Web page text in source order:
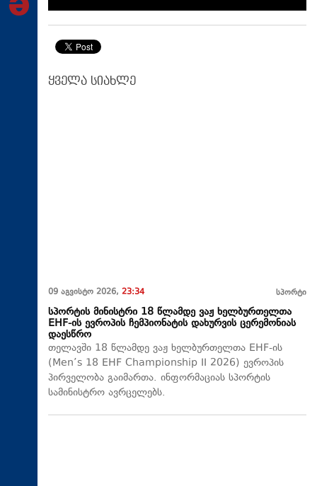
ყველა სიახლე
09 აგვისტო 2026, 23:34 სპორტი
სპორტის მინისტრი 18 წლამდე ვაჟ ხელბურთელთა
EHF-ის ევროპის ჩემპიონატის დახურვის ცერემონიას
დაესწრო
თელავში 18 წლამდე ვაჟ ხელბურთელთა EHF-ის
(Men’s 18 EHF Championship II 2026) ევროპის
პირველობა გაიმართა. ინფორმაციას სპორტის
სამინისტრო ავრცელებს.